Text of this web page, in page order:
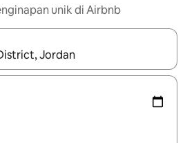
unik di Airbnb
navigasi dengan kekunci anak panah